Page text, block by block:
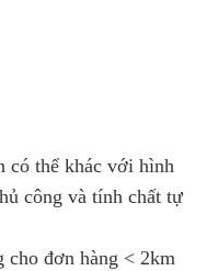
có thể khác với hình
công và tính chất tự
cho đơn hàng < 2km